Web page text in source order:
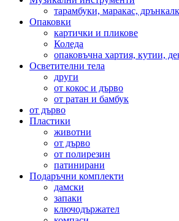
тарамбуки, маракас,
Опаковки
картички и пликове
Коледа
опаковъчна хартия, кутии,
Осветителни тела
други
от кокос и дърво
от ратан и бамбук
от дърво
Пластики
животни
от дърво
от полирезин
патинирани
Подаръчни комплекти
дамски
запаки
ключодържател